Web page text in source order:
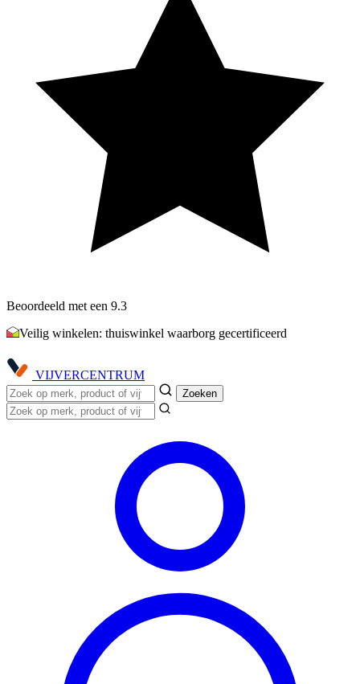
Beoordeeld met een 9.3
Veilig winkelen: thuiswinkel waarborg gecertificeerd
VIJVERCENTRUM
Zoeken